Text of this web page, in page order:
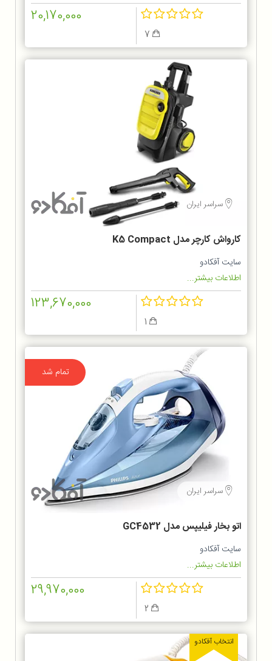
20,170,000
سراسر ایران
کارواش کارچر مدل K5 Compact
سایت آفکادو
اطلاعات بیشتر...
123,670,000
تمام شد
سراسر ایران
اتو بخار فیلیپس مدل GC4532
سایت آفکادو
اطلاعات بیشتر...
29,970,000
انتخاب آفکادو